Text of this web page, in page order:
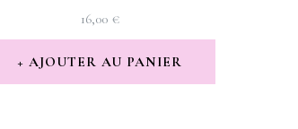
16,00 €
AJOUTER AU PANIER